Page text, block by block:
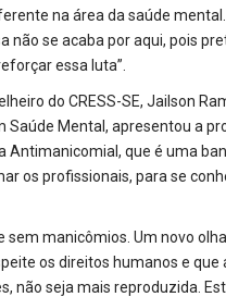
na área da saúde
não se acaba por aqui, pois
essa luta”.
do CRESS-SE, Jailson
Mental, apresentou a
Antimanicomial, que é uma
os profissionais, para se
manicômios. Um novo
os direitos humanos e
não seja mais reproduzida.